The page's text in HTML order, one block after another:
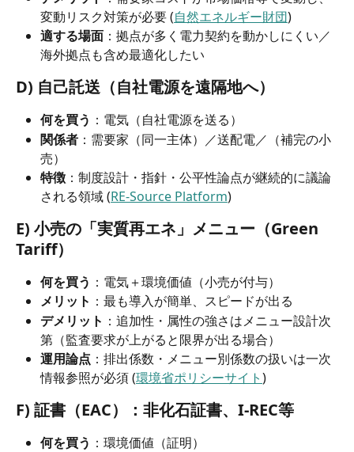
変動リスク対策が必要 (自然エネルギー財団)
適する場面 ：拠点が多く電力契約を動かしにくい／
海外拠点も含め最適化したい
D) 自己託送（自社電源を遠隔地へ）
何を買う ：電気（自社電源を送る）
関係者 ：需要家（同一主体）／送配電／（補完の小
売）
特徴 ：制度設計・指針・公平性論点が継続的に議論
される領域 (RE-Source Platform)
E) 小売の「実質再エネ」メニュー（Green
Tariff）
何を買う ：電気＋環境価値（小売が付与）
メリット ：最も導入が簡単、スピードが出る
デメリット ：追加性・属性の強さはメニュー設計次
第（監査要求が上がると限界が出る場合）
運用論点 ：排出係数・メニュー別係数の扱いは一次
情報参照が必須 (環境省ポリシーサイト)
F) 証書（EAC）：非化石証書、I-REC等
何を買う ：環境価値（証明）